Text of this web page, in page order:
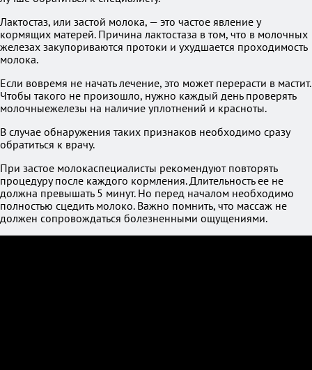
Лактостаз, или застой молока, — это частое явление у
кормящих матерей. Причина лактостаза в том, что в молочных
железах закупориваются протоки и ухудшается проходимость
молока.
Если вовремя не начать лечение, это может перерасти в мастит.
Чтобы такого не произошло, нужно каждый день проверять
молочныежелезы на наличие уплотнений и красноты.
В случае обнаружения таких признаков необходимо сразу
обратиться к врачу.
При застое молокаспециалисты рекомендуют повторять
процедуру после каждого кормления. Длительность ее не
должна превышать 5 минут. Но перед началом необходимо
полностью сцедить молоко. Важно помнить, что массаж не
должен сопровождаться болезненными ощущениями.